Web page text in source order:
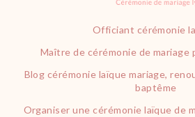
Officiant cérémonie
Maître de cérémonie de mariage
Blog cérémonie laïque mariage,
baptême
Organiser une cérémonie laïque de